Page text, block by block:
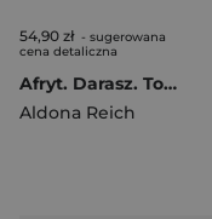
54,90 zł - sugerowana
cena detaliczna
Afryt. Darasz. Tom 3
Aldona Reich